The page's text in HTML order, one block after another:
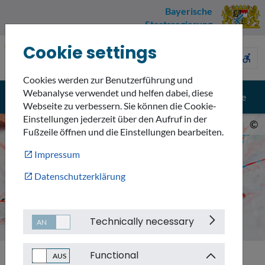
Bayerische
Staatsregierung
Umweltnavigator
accessible_forward
Menü search Suche
©
Cookie settings
Cookies werden zur Benutzerführung und
Webanalyse verwendet und helfen dabei, diese
Webseite zu verbessern. Sie können die Cookie-
Einstellungen jederzeit über den Aufruf in der
Fußzeile öffnen und die Einstellungen bearbeiten.
Impressum
Datenschutzerklärung
Technically necessary
Functional